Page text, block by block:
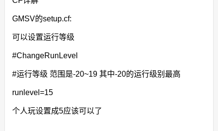
GMSV的setup.cf:
可以设置运行等级
#ChangeRunLevel
#运行等级 范围是-20~19 其中-20的运行级别最高
runlevel=15
个人玩设置成5应该可以了